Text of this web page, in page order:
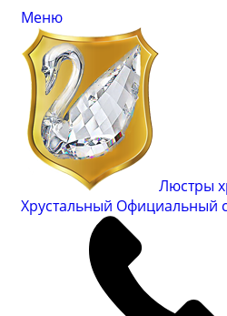
Меню
Люстры
Хрустальный Официальный